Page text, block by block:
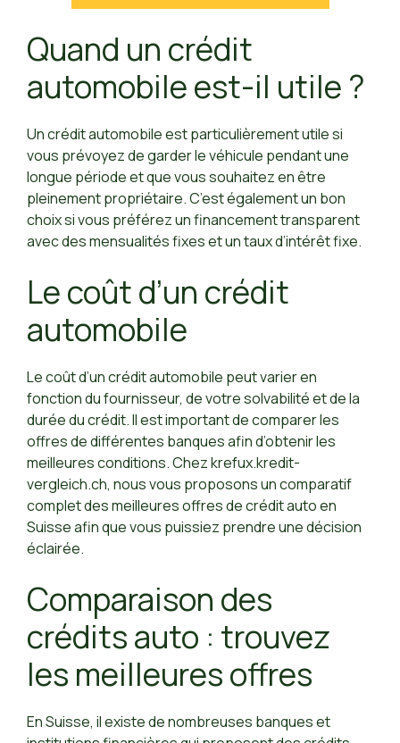
Quand un crédit
automobile est-il utile ?
Un crédit automobile est particulièrement utile si
vous prévoyez de garder le véhicule pendant une
longue période et que vous souhaitez en être
pleinement propriétaire. C’est également un bon
choix si vous préférez un financement transparent
avec des mensualités fixes et un taux d’intérêt fixe.
Le coût d’un crédit
automobile
Le coût d’un crédit automobile peut varier en
fonction du fournisseur, de votre solvabilité et de la
durée du crédit. Il est important de comparer les
offres de différentes banques afin d’obtenir les
meilleures conditions. Chez krefux.kredit-
vergleich.ch, nous vous proposons un comparatif
complet des meilleures offres de crédit auto en
Suisse afin que vous puissiez prendre une décision
éclairée.
Comparaison des
crédits auto : trouvez
les meilleures offres
En Suisse, il existe de nombreuses banques et